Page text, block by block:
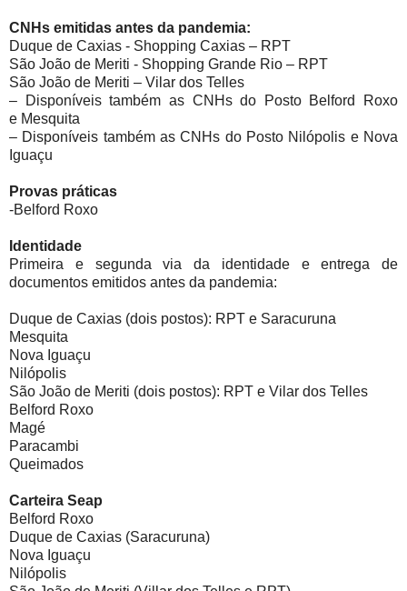
CNHs emitidas antes da pandemia:
Duque de Caxias - Shopping Caxias – RPT
São João de Meriti - Shopping Grande Rio – RPT
São João de Meriti – Vilar dos Telles
– Disponíveis também as CNHs do Posto Belford Roxo
e Mesquita
– Disponíveis também as CNHs do Posto Nilópolis e Nova
Iguaçu
Provas práticas
-Belford Roxo
Identidade
Primeira e segunda via da identidade e entrega de
documentos emitidos antes da pandemia:
Duque de Caxias (dois postos): RPT e Saracuruna
Mesquita
Nova Iguaçu
Nilópolis
São João de Meriti (dois postos): RPT e Vilar dos Telles
Belford Roxo
Magé
Paracambi
Queimados
Carteira Seap
Belford Roxo
Duque de Caxias (Saracuruna)
Nova Iguaçu
Nilópolis